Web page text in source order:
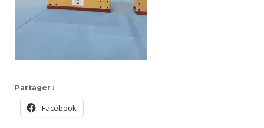
Partager :
Facebook